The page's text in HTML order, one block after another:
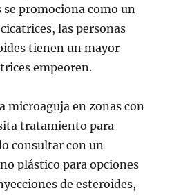
se promociona como un
las personas
tienen un mayor
empeoren.
microaguja en zonas con
tratamiento para
consultar con un
plástico para opciones
de esteroides,